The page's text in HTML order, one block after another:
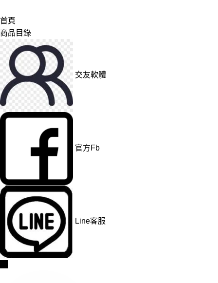
首頁
商品目錄
交友軟體
官方Fb
Line客服